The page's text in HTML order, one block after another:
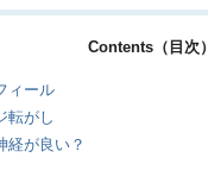
Contents（目次）
ィール
転がし
が良い？